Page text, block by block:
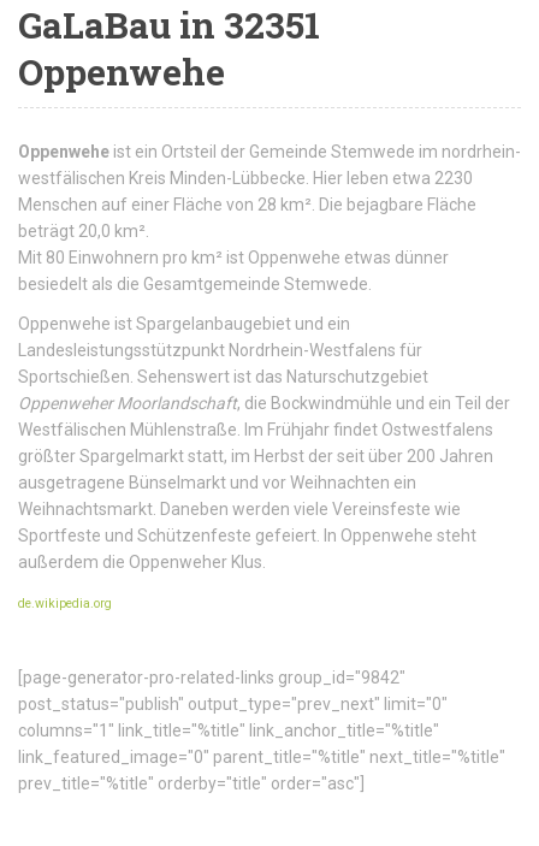
GaLaBau in 32351
Oppenwehe
Oppenwehe ist ein Ortsteil der Gemeinde Stemwede im nordrhein-
westfälischen Kreis Minden-Lübbecke. Hier leben etwa 2230
Menschen auf einer Fläche von 28 km². Die bejagbare Fläche
beträgt 20,0 km².
Mit 80 Einwohnern pro km² ist Oppenwehe etwas dünner
besiedelt als die Gesamtgemeinde Stemwede.
Oppenwehe ist Spargelanbaugebiet und ein
Landesleistungsstützpunkt Nordrhein-Westfalens für
Sportschießen. Sehenswert ist das Naturschutzgebiet
Oppenweher Moorlandschaft, die Bockwindmühle und ein Teil der
Westfälischen Mühlenstraße. Im Frühjahr findet Ostwestfalens
größter Spargelmarkt statt, im Herbst der seit über 200 Jahren
ausgetragene Bünselmarkt und vor Weihnachten ein
Weihnachtsmarkt. Daneben werden viele Vereinsfeste wie
Sportfeste und Schützenfeste gefeiert. In Oppenwehe steht
außerdem die Oppenweher Klus.
de.wikipedia.org
[page-generator-pro-related-links group_id="9842"
post_status="publish" output_type="prev_next" limit="0"
columns="1" link_title="%title" link_anchor_title="%title"
link_featured_image="0" parent_title="%title" next_title="%title"
prev_title="%title" orderby="title" order="asc"]